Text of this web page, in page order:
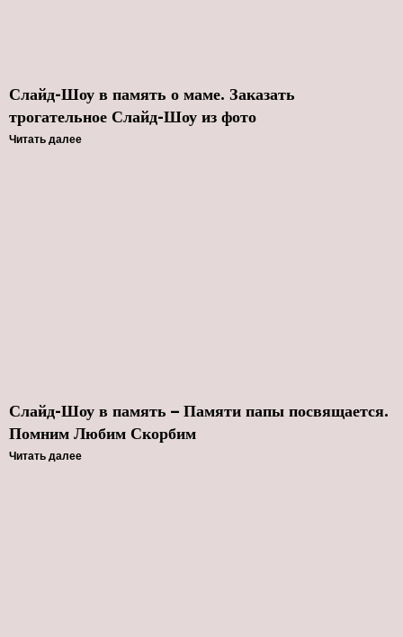
Слайд-Шоу в память о маме. Заказать
трогательное Слайд-Шоу из фото
Читать далее
Слайд-Шоу в память – Памяти папы посвящается.
Помним Любим Скорбим
Читать далее